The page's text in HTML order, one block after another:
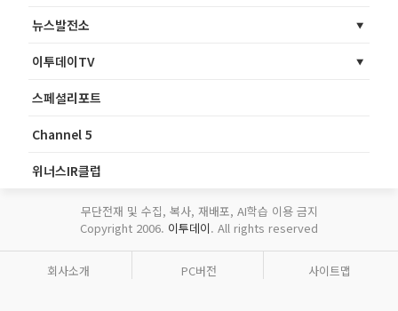
뉴스발전소
이투데이TV
스페셜리포트
Channel 5
위너스IR클럽
무단전재 및 수집, 복사, 재배포, AI학습 이용 금지
Copyright 2006. 이투데이. All rights reserved
회사소개 PC버전 사이트맵